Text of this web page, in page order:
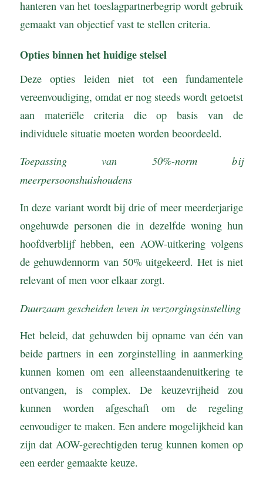
hanteren van het toeslagpartnerbegrip wordt gebruik
gemaakt van objectief vast te stellen criteria.
Opties binnen het huidige stelsel
Deze opties leiden niet tot een fundamentele
vereenvoudiging, omdat er nog steeds wordt getoetst
aan materiële criteria die op basis van de
individuele situatie moeten worden beoordeeld.
Toepassing van 50%-norm bij
meerpersoonshuishoudens
In deze variant wordt bij drie of meer meerderjarige
ongehuwde personen die in dezelfde woning hun
hoofdverblijf hebben, een AOW-uitkering volgens
de gehuwdennorm van 50% uitgekeerd. Het is niet
relevant of men voor elkaar zorgt.
Duurzaam gescheiden leven in verzorgingsinstelling
Het beleid, dat gehuwden bij opname van één van
beide partners in een zorginstelling in aanmerking
kunnen komen om een alleenstaandenuitkering te
ontvangen, is complex. De keuzevrijheid zou
kunnen worden afgeschaft om de regeling
eenvoudiger te maken. Een andere mogelijkheid kan
zijn dat AOW-gerechtigden terug kunnen komen op
een eerder gemaakte keuze.